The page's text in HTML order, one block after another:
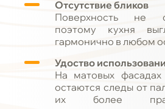
Отсутствие бликов
Поверхность не
поэтому кухня
гармонично в любом
Удоство
На матовых фасадах
остаются следы от
их более